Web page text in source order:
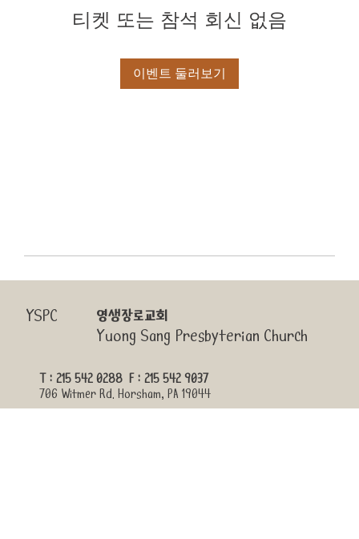
티켓 또는 참석 회신 없음
이벤트 둘러보기
T : 215 542 0288 F : 215 542 9037
706 Witmer Rd. Horsham, PA 19044
영생장로교회
Yuong Sang Presbyterian Church
YSPC